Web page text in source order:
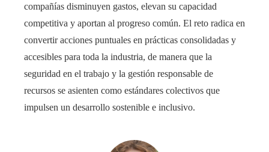
compañías disminuyen gastos, elevan su capacidad
competitiva y aportan al progreso común. El reto radica en
convertir acciones puntuales en prácticas consolidadas y
accesibles para toda la industria, de manera que la
seguridad en el trabajo y la gestión responsable de
recursos se asienten como estándares colectivos que
impulsen un desarrollo sostenible e inclusivo.